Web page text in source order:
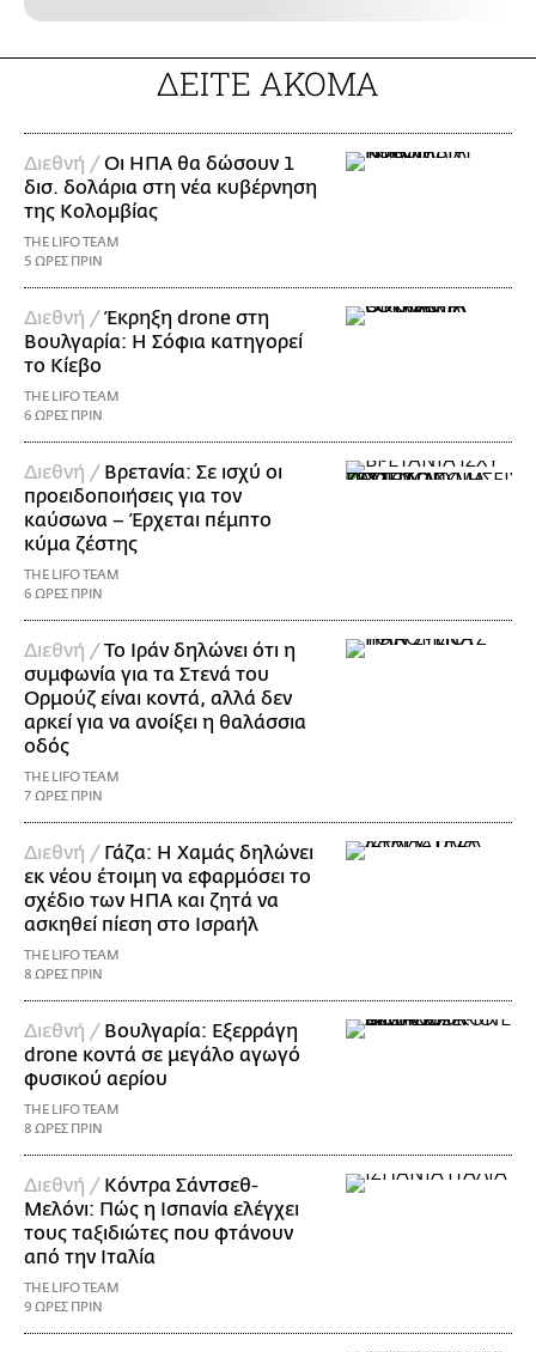
ΔΕΙΤΕ ΑΚΟΜΑ
Διεθνή / Οι ΗΠΑ θα δώσουν 1
δισ. δολάρια στη νέα κυβέρνηση
της Κολομβίας
THE LIFO TEAM
5 ΩΡΕΣ ΠΡΙΝ
Διεθνή /Έκρηξη drone στη
Βουλγαρία: Η Σόφια κατηγορεί
το Κίεβο
THE LIFO TEAM
6 ΩΡΕΣ ΠΡΙΝ
Διεθνή / Βρετανία: Σε ισχύ οι
προειδοποιήσεις για τον
καύσωνα – Έρχεται πέμπτο
κύμα ζέστης
THE LIFO TEAM
6 ΩΡΕΣ ΠΡΙΝ
Διεθνή / Το Ιράν δηλώνει ότι η
συμφωνία για τα Στενά του
Ορμούζ είναι κοντά, αλλά δεν
αρκεί για να ανοίξει η θαλάσσια
οδός
THE LIFO TEAM
7 ΩΡΕΣ ΠΡΙΝ
Διεθνή / Γάζα: Η Χαμάς δηλώνει
εκ νέου έτοιμη να εφαρμόσει το
σχέδιο των ΗΠΑ και ζητά να
ασκηθεί πίεση στο Ισραήλ
THE LIFO TEAM
8 ΩΡΕΣ ΠΡΙΝ
Διεθνή / Βουλγαρία: Εξερράγη
drone κοντά σε μεγάλο αγωγό
φυσικού αερίου
THE LIFO TEAM
8 ΩΡΕΣ ΠΡΙΝ
Διεθνή / Κόντρα Σάντσεθ-
Μελόνι: Πώς η Ισπανία ελέγχει
τους ταξιδιώτες που φτάνουν
από την Ιταλία
THE LIFO TEAM
9 ΩΡΕΣ ΠΡΙΝ